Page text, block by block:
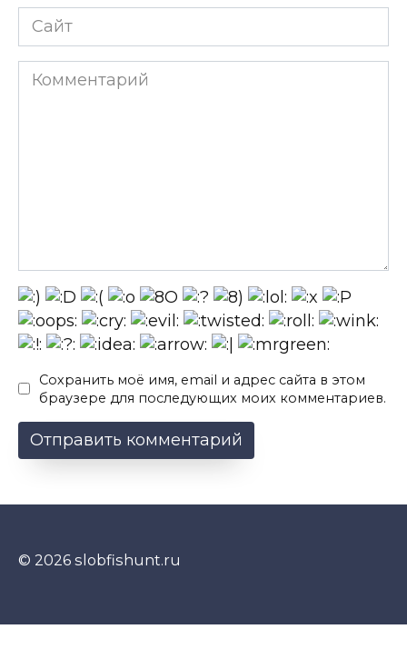
Сайт
Комментарий
Сохранить моё имя, email и адрес сайта в этом
браузере для последующих моих комментариев.
© 2026 slobfishunt.ru